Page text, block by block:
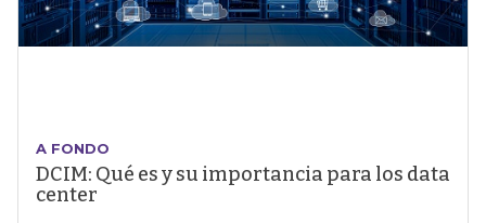
A FONDO
DCIM: Qué es y su importancia para los data
center